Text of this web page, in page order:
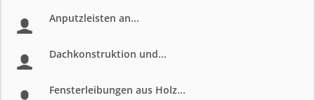
Anputzleisten an...
Dachkonstruktion und...
Fensterleibungen aus Holz...